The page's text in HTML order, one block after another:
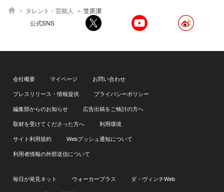
タレント・芸能人
笠原潔
公式SNS
会社概要 マイページ
お問い合わせ
プレスリリース・情報提供
プライバシーポリシー
編集部からのお知らせ
広告出稿をご検討の方へ
取材を受けてくださった方へ
利用環境
サイト利用規約
Webプッシュ通知について
利用者情報の外部送信について
毎日が発見ネット ウォーカープラス
ダ・ヴィンチWeb